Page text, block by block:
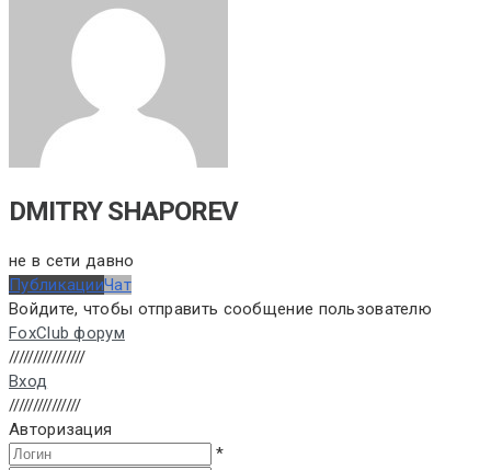
DMITRY SHAPOREV
не в сети давно
ПубликацииЧат
Войдите, чтобы отправить сообщение пользователю
FoxClub форум
////////////////
Вход
///////////////
Авторизация
*